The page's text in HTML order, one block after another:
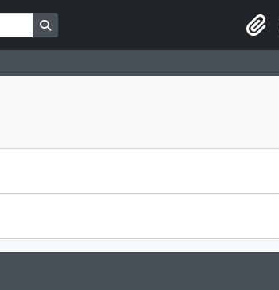
Busque na página de navegação